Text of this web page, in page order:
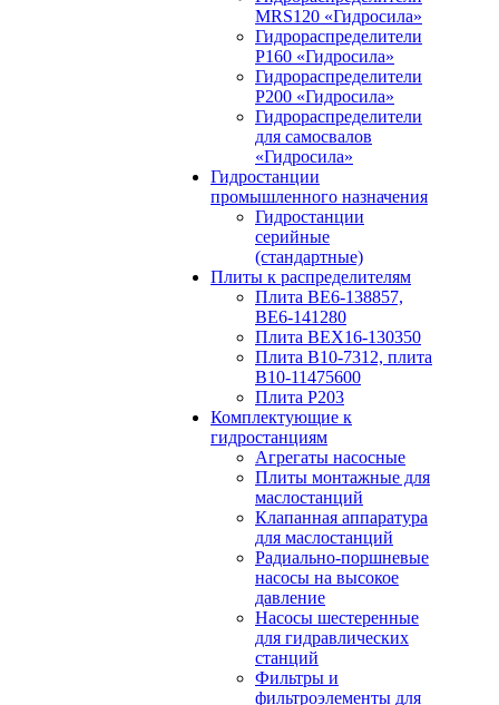
MRS120 «Гидросила»
Гидрораспределители
Р160 «Гидросила»
Гидрораспределители
Р200 «Гидросила»
Гидрораспределители
для самосвалов
«Гидросила»
Гидростанции
промышленного назначения
Гидростанции
серийные
(стандартные)
Плиты к распределителям
Плита ВЕ6-138857,
ВЕ6-141280
Плита ВЕХ16-130350
Плита В10-7312, плита
В10-11475600
Плита P203
Комплектующие к
гидростанциям
Агрегаты насосные
Плиты монтажные для
маслостанций
Клапанная аппаратура
для маслостанций
Радиально-поршневые
насосы на высокое
давление
Насосы шестеренные
для гидравлических
станций
Фильтры и
фильтроэлементы для